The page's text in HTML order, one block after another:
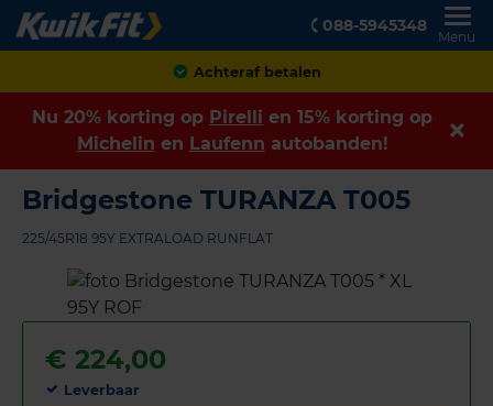
088-5945348
Menu
Klanten geven ons een
Nu 20% korting op Pirelli en 15% korting op
Michelin en Laufenn autobanden!
Bridgestone TURANZA T005
225/45R18 95Y EXTRALOAD RUNFLAT
€ 224,00
Leverbaar